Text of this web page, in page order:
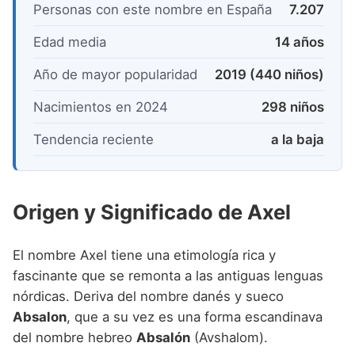
Personas con este nombre en España 7.207
Edad media 14 años
Año de mayor popularidad 2019 (440 niños)
Nacimientos en 2024 298 niños
Tendencia reciente a la baja
Origen y Significado de Axel
El nombre Axel tiene una etimología rica y
fascinante que se remonta a las antiguas lenguas
nórdicas. Deriva del nombre danés y sueco
Absalon, que a su vez es una forma escandinava
del nombre hebreo Absalón (Avshalom).